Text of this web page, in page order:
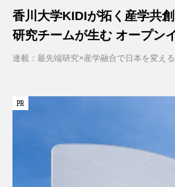
香川大学KIDIが拓く産学共
研究チームが生む オープン
連載：最先端研究×産学融合で日本を変え
PR
PR